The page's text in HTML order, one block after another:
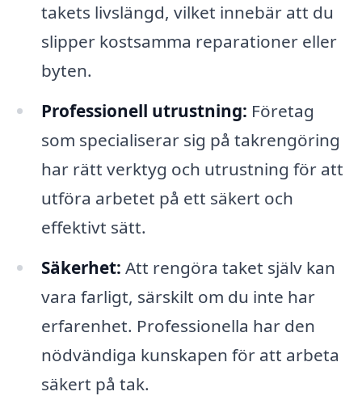
takets livslängd, vilket innebär att du
slipper kostsamma reparationer eller
byten.
Professionell utrustning: Företag
som specialiserar sig på takrengöring
har rätt verktyg och utrustning för att
utföra arbetet på ett säkert och
effektivt sätt.
Säkerhet: Att rengöra taket själv kan
vara farligt, särskilt om du inte har
erfarenhet. Professionella har den
nödvändiga kunskapen för att arbeta
säkert på tak.